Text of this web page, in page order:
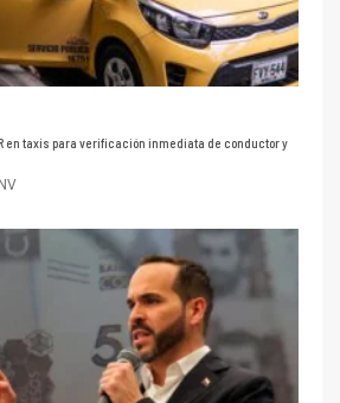
en taxis para verificación inmediata de conductor y
NV